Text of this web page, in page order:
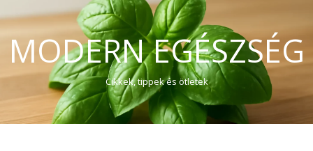
MODERN EGÉSZSÉG
Cikkek, tippek és ötletek